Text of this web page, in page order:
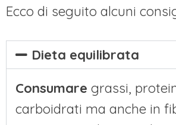
Ecco di seguito alcuni
Dieta equilibrata
Consumare grassi,
carboidrati ma anche in